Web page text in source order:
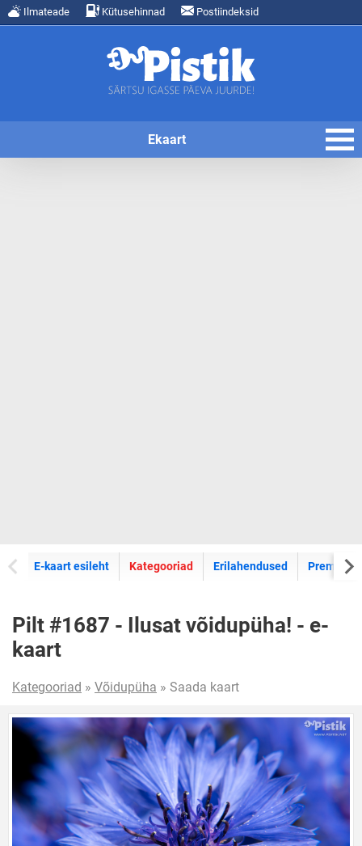
Ilmateade Kütusehinnad Postiindeksid
Ekaart
E-kaart esileht E-kaartide
Kategooriad Erilahendused Premium
Pilt #1687 - Ilusat võidupüha! - e-
kaart
Kategooriad » Võidupüha » Saada kaart